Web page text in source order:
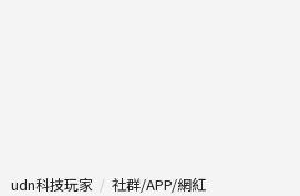
udn科技玩家 社群/APP/網紅